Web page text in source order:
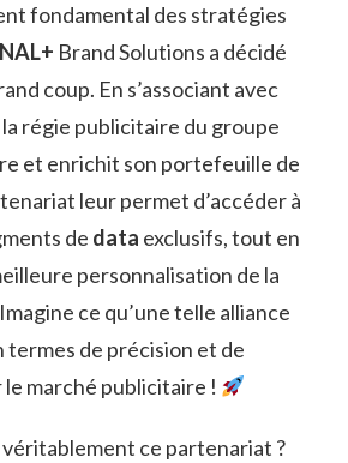
fondamental des stratégies
Brand Solutions a décidé
coup. En s’associant avec
la régie publicitaire du groupe
et enrichit son portefeuille de
leur permet d’accéder à
de data exclusifs, tout en
personnalisation de la
ce qu’une telle alliance
de précision et de
marché publicitaire !
ce partenariat ?